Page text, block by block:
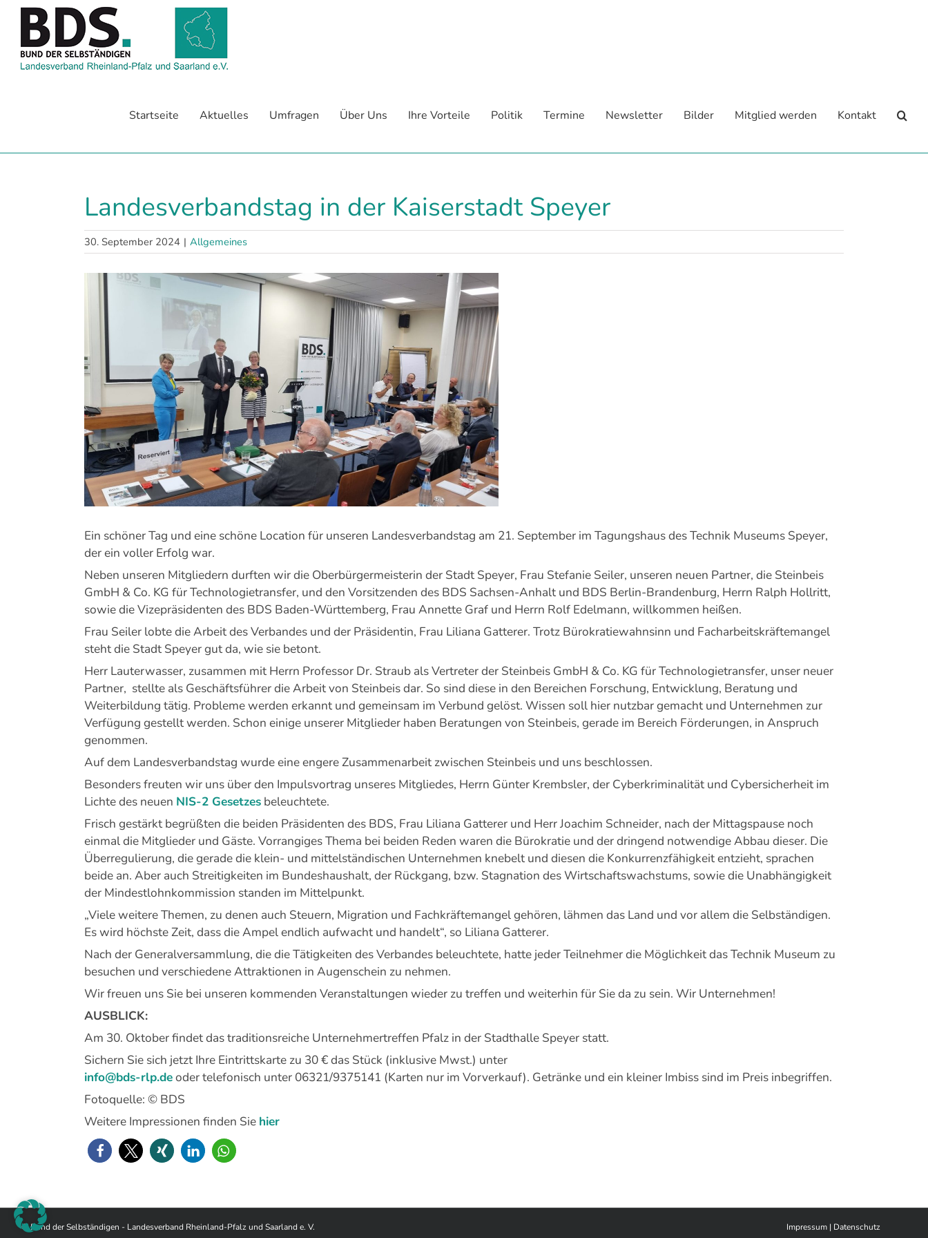
Zum
springen
Startseite Aktuelles Umfragen Über Uns Ihre Vorteile Politik Termine Newsletter Bilder Mitglied werden Kontakt
Landesverbandstag in der Kaiserstadt Speyer
30. September 2024 | Allgemeines
Zeige
grösseres
Bild
Ein schöner Tag und eine schöne Location für unseren Landesverbandstag am 21. September im Tagungshaus des Technik Museums Speyer,
der ein voller Erfolg war.
Neben unseren Mitgliedern durften wir die Oberbürgermeisterin der Stadt Speyer, Frau Stefanie Seiler, unseren neuen Partner, die Steinbeis
GmbH & Co. KG für Technologietransfer, und den Vorsitzenden des BDS Sachsen-Anhalt und BDS Berlin-Brandenburg, Herrn Ralph Hollritt,
sowie die Vizepräsidenten des BDS Baden-Württemberg, Frau Annette Graf und Herrn Rolf Edelmann, willkommen heißen.
Frau Seiler lobte die Arbeit des Verbandes und der Präsidentin, Frau Liliana Gatterer. Trotz Bürokratiewahnsinn und Facharbeitskräftemangel
steht die Stadt Speyer gut da, wie sie betont.
Herr Lauterwasser, zusammen mit Herrn Professor Dr. Straub als Vertreter der Steinbeis GmbH & Co. KG für Technologietransfer, unser neuer
Partner, stellte als Geschäftsführer die Arbeit von Steinbeis dar. So sind diese in den Bereichen Forschung, Entwicklung, Beratung und
Weiterbildung tätig. Probleme werden erkannt und gemeinsam im Verbund gelöst. Wissen soll hier nutzbar gemacht und Unternehmen zur
Verfügung gestellt werden. Schon einige unserer Mitglieder haben Beratungen von Steinbeis, gerade im Bereich Förderungen, in Anspruch
genommen.
Auf dem Landesverbandstag wurde eine engere Zusammenarbeit zwischen Steinbeis und uns beschlossen.
Besonders freuten wir uns über den Impulsvortrag unseres Mitgliedes, Herrn Günter Krembsler, der Cyberkriminalität und Cybersicherheit im
Lichte des neuen NIS-2 Gesetzes beleuchtete.
Frisch gestärkt begrüßten die beiden Präsidenten des BDS, Frau Liliana Gatterer und Herr Joachim Schneider, nach der Mittagspause noch
einmal die Mitglieder und Gäste. Vorrangiges Thema bei beiden Reden waren die Bürokratie und der dringend notwendige Abbau dieser. Die
Überregulierung, die gerade die klein- und mittelständischen Unternehmen knebelt und diesen die Konkurrenzfähigkeit entzieht, sprachen
beide an. Aber auch Streitigkeiten im Bundeshaushalt, der Rückgang, bzw. Stagnation des Wirtschaftswachstums, sowie die Unabhängigkeit
der Mindestlohnkommission standen im Mittelpunkt.
„Viele weitere Themen, zu denen auch Steuern, Migration und Fachkräftemangel gehören, lähmen das Land und vor allem die Selbständigen.
Es wird höchste Zeit, dass die Ampel endlich aufwacht und handelt“, so Liliana Gatterer.
Nach der Generalversammlung, die die Tätigkeiten des Verbandes beleuchtete, hatte jeder Teilnehmer die Möglichkeit das Technik Museum zu
besuchen und verschiedene Attraktionen in Augenschein zu nehmen.
Wir freuen uns Sie bei unseren kommenden Veranstaltungen wieder zu treffen und weiterhin für Sie da zu sein. Wir Unternehmen!
AUSBLICK:
Am 30. Oktober findet das traditionsreiche Unternehmertreffen Pfalz in der Stadthalle Speyer statt.
Sichern Sie sich jetzt Ihre Eintrittskarte zu 30 € das Stück (inklusive Mwst.) unter
info@bds-rlp.deoder telefonisch unter 06321/9375141 (Karten nur im Vorverkauf). Getränke und ein kleiner Imbiss sind im Preis inbegriffen.
Fotoquelle: © BDS
Weitere Impressionen finden Sie hier
© Bund der Selbständigen - Landesverband Rheinland-Pfalz und Saarland e. V. Impressum| Datenschutz